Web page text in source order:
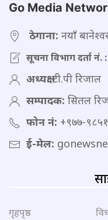
Go Media
ठेगाना: नयाँ
सूचना विभाग दर्ता नं. :
अध्यक्ष:टी.पी रिजाल
सम्पादक: सितल
फोन नं: +९७७-
ई-मेल:
गृहपृष्ठ